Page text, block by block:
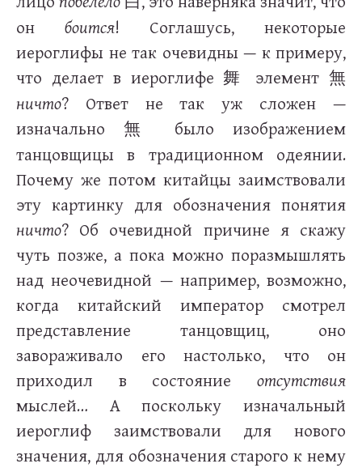
он боится! Соглашусь, некоторые
иероглифы не так очевидны — к примеру,
что делает в иероглифе舞 элемент無
ничто? Ответ не так уж сложен —
изначально無
было изображением
танцовщицы в традиционном одеянии.
Почему же потом китайцы заимствовали
эту картинку для обозначения понятия
ничто? Об очевидной причине я скажу
чуть позже, а пока можно поразмышлять
над неочевидной — например, возможно,
когда китайский император смотрел
представление танцовщиц, оно
завораживало его настолько, что он
приходил в состояние отсутствия
мыслей… А поскольку изначальный
иероглиф заимствовали для нового
значения, для обозначения старого к нему